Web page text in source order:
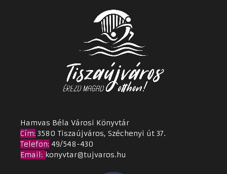
Hamvas Béla Városi Könyvtár
Cím: 3580 Tiszaújváros, Széchenyi út 37.
Telefon: 49/548-430
Email : konyvtar@tujvaros.hu